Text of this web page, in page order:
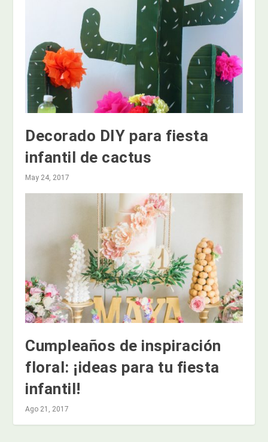
Decorado DIY para fiesta
infantil de cactus
May 24, 2017
Cumpleaños de inspiración
floral: ¡ideas para tu fiesta
infantil!
Ago 21, 2017